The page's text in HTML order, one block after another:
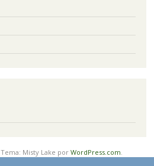
Tema: Misty Lake por WordPress.com